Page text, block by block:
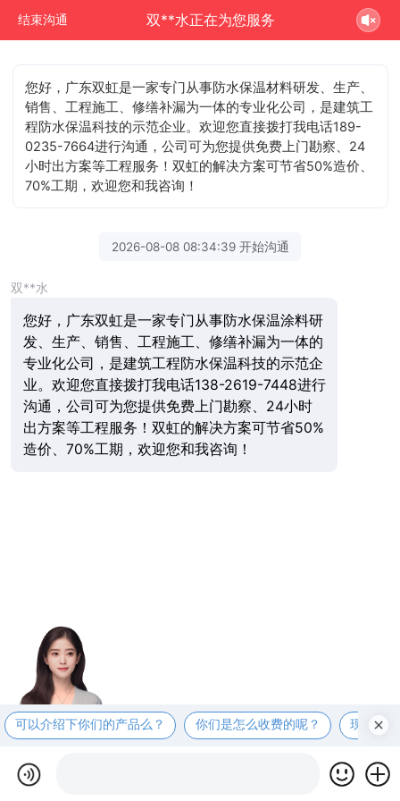
结束沟通 双**水正在为您服务
您好，广东双虹是一家专门从事防水保温材料研发、生产、
销售、工程施工、修缮补漏为一体的专业化公司，是建筑工
程防水保温科技的示范企业。欢迎您直接拨打我电话189-
0235-7664进行沟通，公司可为您提供免费上门勘察、24
小时出方案等工程服务！双虹的解决方案可节省50%造价、
70%工期，欢迎您和我咨询！
2026-08-08 08:34:39 开始沟通
双**水
您好，广东双虹是一家专门从事防水保温涂料研
发、生产、销售、工程施工、修缮补漏为一体的
专业化公司，是建筑工程防水保温科技的示范企
业。欢迎您直接拨打我电话138-2619-7448进行
沟通，公司可为您提供免费上门勘察、24小时
出方案等工程服务！双虹的解决方案可节省50%
造价、70%工期，欢迎您和我咨询！
可以介绍下你们的产品么？ 你们是怎么收费的呢？ 现在有